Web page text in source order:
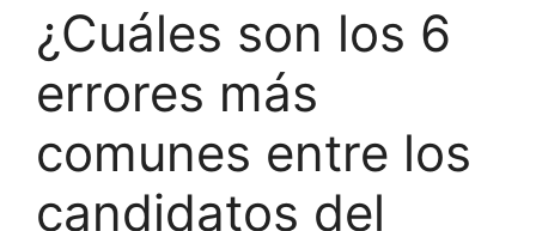
¿Cuáles son los 6
errores más
comunes entre los
candidatos del